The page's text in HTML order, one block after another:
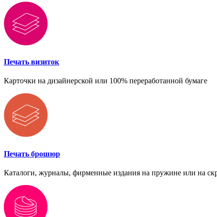
Печать визиток
Карточки на дизайнерской или 100% переработанной бумаге
Печать брошюр
Каталоги, журналы, фирменные издания на пружине или на